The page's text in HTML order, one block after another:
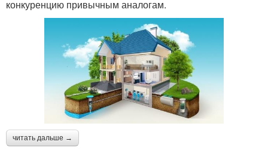
конкуренцию привычным аналогам.
читать дальше →